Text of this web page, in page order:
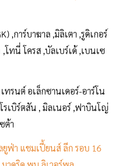
,การ์บาฆาล ,มิลิเตา ,รูดิเกอร์
โทนี่ โครส ,บัลเบร์เด้ ,เบนเซ
ทรนต์ อเล็กซานเดอร์-อาร์โน
รเบิร์ตสัน , มิลเนอร์ ,ฟาบินโญ่
ต้า
ฟ่า แชมเปี้ยนส์ ลีก รอบ 16